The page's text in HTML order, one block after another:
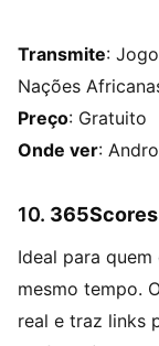
Transmite:
Nações
Preço: Gratuito
Onde ver:
10. 365Scores
Ideal para
mesmo tempo.
real e traz links